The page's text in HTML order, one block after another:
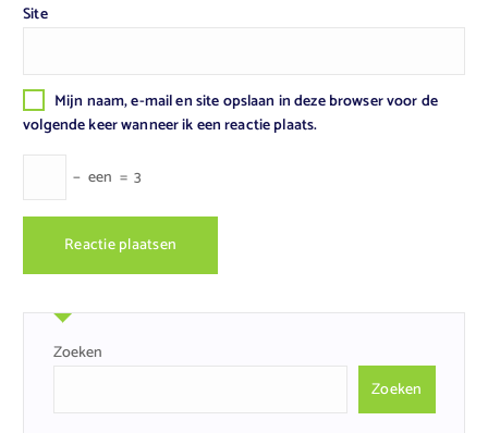
Site
Mijn naam, e-mail en site opslaan in deze browser voor de
volgende keer wanneer ik een reactie plaats.
− een = 3
Zoeken
Zoeken